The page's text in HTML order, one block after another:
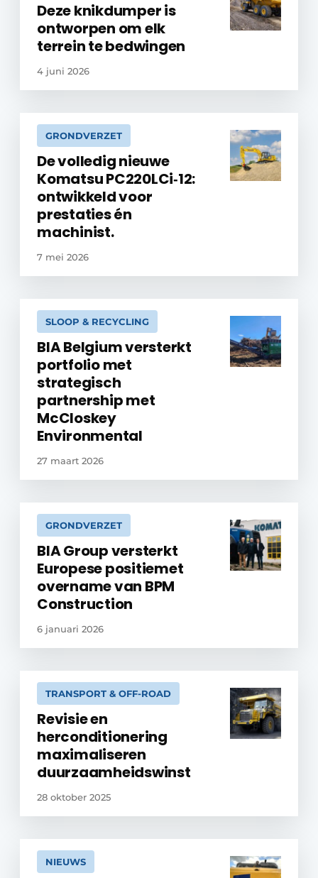
Deze knikdumper is
ontworpen om elk
terrein te bedwingen
4 juni 2026
GRONDVERZET
De volledig nieuwe
Komatsu PC220LCi‑12:
ontwikkeld voor
prestaties én
machinist.
7 mei 2026
SLOOP & RECYCLING
BIA Belgium versterkt
portfolio met
strategisch
partnership met
McCloskey
Environmental
27 maart 2026
GRONDVERZET
BIA Group versterkt
Europese positiemet
overname van BPM
Construction
6 januari 2026
TRANSPORT & OFF-ROAD
Revisie en
herconditionering
maximaliseren
duurzaamheidswinst
28 oktober 2025
NIEUWS